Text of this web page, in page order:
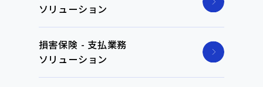
ソリューション
損害保険 - 支払業務
ソリューション